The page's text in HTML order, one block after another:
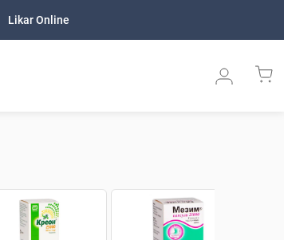
Likar Online